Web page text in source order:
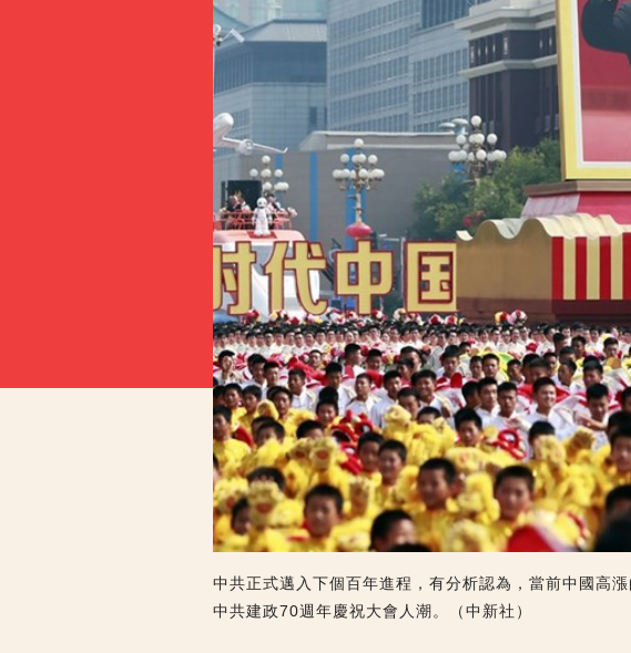
中共正式邁入下個百年進程，有分析認為，當前中國高
中共建政70週年慶祝大會人潮。（中新社）